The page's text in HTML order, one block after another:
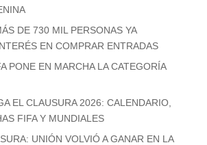
DE 730 MIL PERSONAS YA
EN COMPRAR ENTRADAS
PONE EN MARCHA LA CATEGORÍA
EL CLAUSURA 2026: CALENDARIO,
FIFA Y MUNDIALES
UNIÓN VOLVIÓ A GANAR EN LA